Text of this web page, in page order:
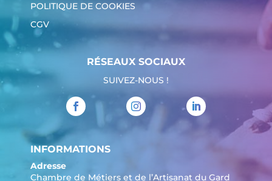
POLITIQUE DE COOKIES
CGV
RÉSEAUX SOCIAUX
SUIVEZ-NOUS !
INFORMATIONS
Adresse
Chambre de Métiers et de l’Artisanat du Gard